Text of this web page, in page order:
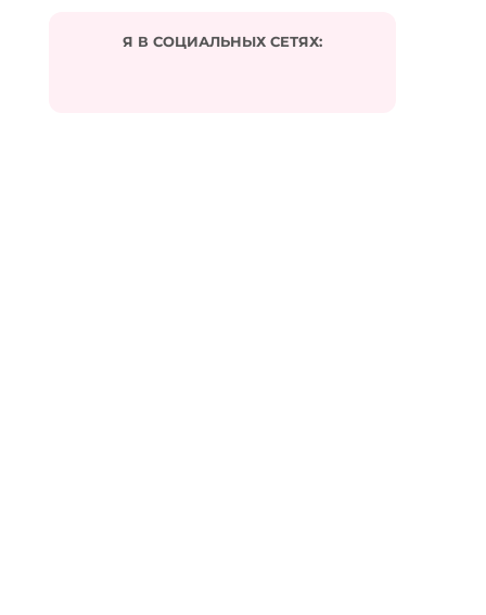
Подписаться на комментарии по e-mail
Я В СОЦИАЛЬНЫХ СЕТЯХ: